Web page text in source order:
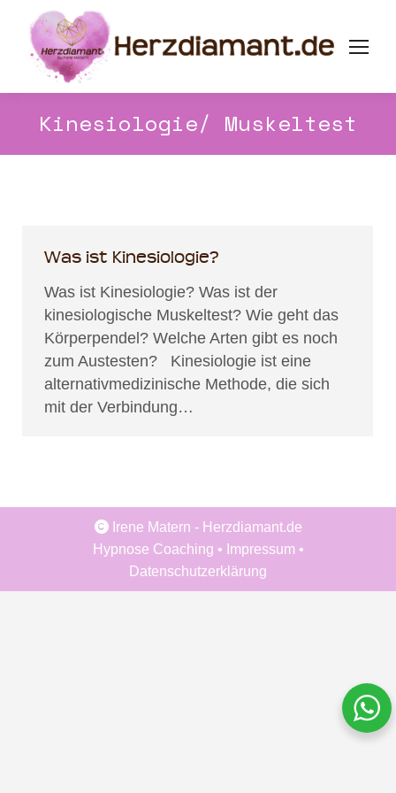
Kinesiologie/ Muskeltest
Was ist Kinesiologie?
Was ist Kinesiologie? Was ist der
kinesiologische Muskeltest? Wie geht das
Körperpendel? Welche Arten gibt es noch
zum Austesten? Kinesiologie ist eine
alternativmedizinische Methode, die sich
mit der Verbindung…
Irene Matern - Herzdiamant.de
Hypnose Coaching • Impressum •
Datenschutzerklärung